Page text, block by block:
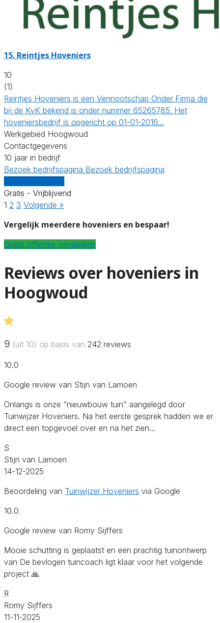
15. Reintjes Hoveniers
10
(1)
Reintjes Hoveniers is een Vennootschap Onder Firma die
bij de KvK bekend is onder nummer 65265785. Het
hoveniersbedrijf is opgericht op 01-01-2016…
Werkgebied Hoogwoud
Contactgegevens
10 jaar in bedrijf
Bezoek bedrijfspagina Bezoek bedrijfspagina
Gratis - Vrijblijvend
1 2 3 Volgende »
Vergelijk meerdere hoveniers en bespaar!
Gratis offertes vergelijken
Reviews over hoveniers in
Hoogwoud
9 (uit 10) op basis van 242 reviews
10.0
Google review van Stijn van Lamoen
Onlangs is onze “nieuwbouw tuin” aangelegd door
Tuinwijzer Hoveniers. Na het eerste gesprek hadden we er
direct een topgevoel over en na het zien…
S
Stijn van Lamoen
14-12-2025
Beoordeling van Tuinwijzer Hoveniers via Google
10.0
Google review van Romy Sijffers
Mooie schutting is geplaatst en een prachtig tuinontwerp
van De bevlogen tuincoach ligt klaar voor het volgende
project 🙏
R
Romy Sijffers
11-11-2025